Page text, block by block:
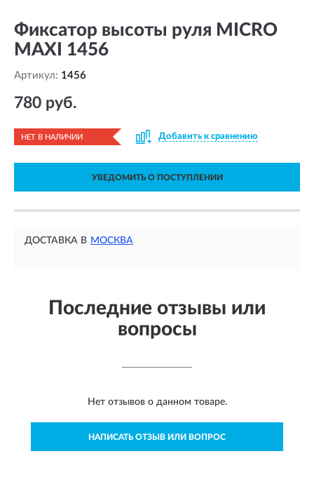
Фиксатор высоты руля MICRO
MAXI 1456
Артикул: 1456
780 руб.
НЕТ В НАЛИЧИИ Добавить к сравнению
УВЕДОМИТЬ О ПОСТУПЛЕНИИ
ДОСТАВКА В МОСКВА
Последние отзывы или
вопросы
Нет отзывов о данном товаре.
НАПИСАТЬ ОТЗЫВ ИЛИ ВОПРОС